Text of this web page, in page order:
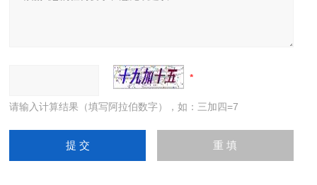
请输入计算结果（填写阿拉伯数字），如：三加四=7